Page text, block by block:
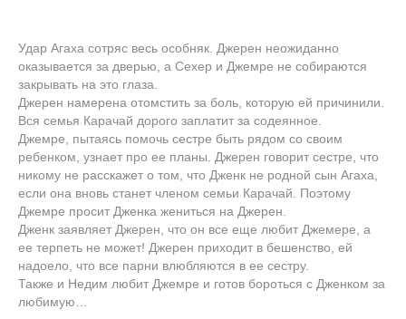
Удар Агаха сотряс весь особняк. Джерен неожиданно
оказывается за дверью, а Сехер и Джемре не собираются
закрывать на это глаза.
Джерен намерена отомстить за боль, которую ей причинили.
Вся семья Карачай дорого заплатит за содеянное.
Джемре, пытаясь помочь сестре быть рядом со своим
ребенком, узнает про ее планы. Джерен говорит сестре, что
никому не расскажет о том, что Дженк не родной сын Агаха,
если она вновь станет членом семьи Карачай. Поэтому
Джемре просит Дженка жениться на Джерен.
Дженк заявляет Джерен, что он все еще любит Джемере, а
ее терпеть не может! Джерен приходит в бешенство, ей
надоело, что все парни влюбляются в ее сестру.
Также и Недим любит Джемре и готов бороться с Дженком за
любимую…